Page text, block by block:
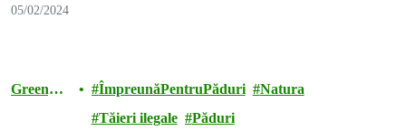
05/02/2024
Greenpea
ÎmpreunăPentruPăduri
Natura
Tăieri ilegale
Păduri